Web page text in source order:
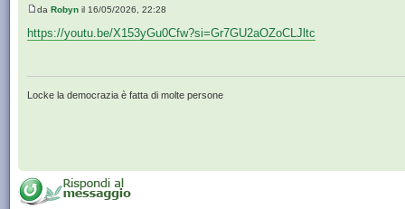
da Robyn il 16/05/2026, 22:28
https://youtu.be/X153yGu0Cfw?si=Gr7GU2aOZoCLJltc
Locke la democrazia è fatta di molte persone